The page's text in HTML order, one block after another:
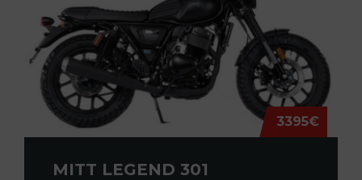
3395€
MITT LEGEND 301